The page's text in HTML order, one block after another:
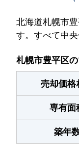
北海道札幌市
す。すべて中
札幌市豊平区
売却価格
専有面
築年